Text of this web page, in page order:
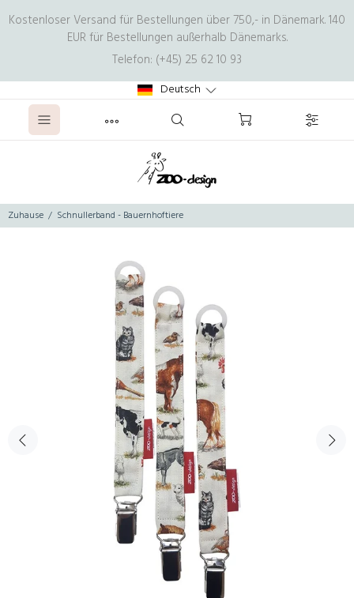
Kostenloser Versand für Bestellungen über 750,- in Dänemark. 140
EUR für Bestellungen außerhalb Dänemarks.
Telefon: (+45) 25 62 10 93
Deutsch
Zuhause Schnullerband - Bauernhoftiere